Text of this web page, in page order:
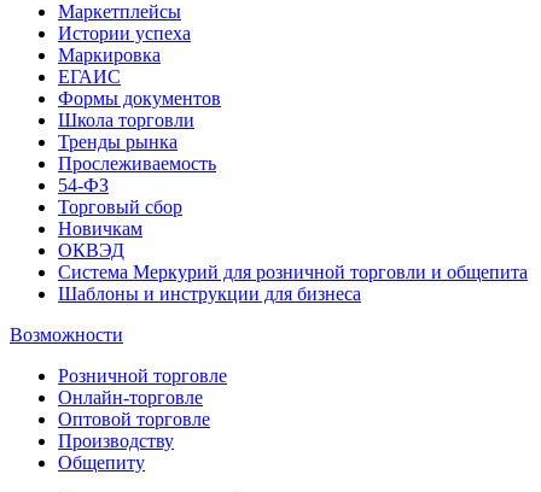
Маркетплейсы
Истории успеха
Маркировка
ЕГАИС
Формы документов
Школа торговли
Тренды рынка
Прослеживаемость
54-ФЗ
Торговый сбор
Новичкам
ОКВЭД
Система Меркурий для розничной торговли и общепита
Шаблоны и инструкции для бизнеса
Возможности
Розничной торговле
Онлайн-торговле
Оптовой торговле
Производству
Общепиту